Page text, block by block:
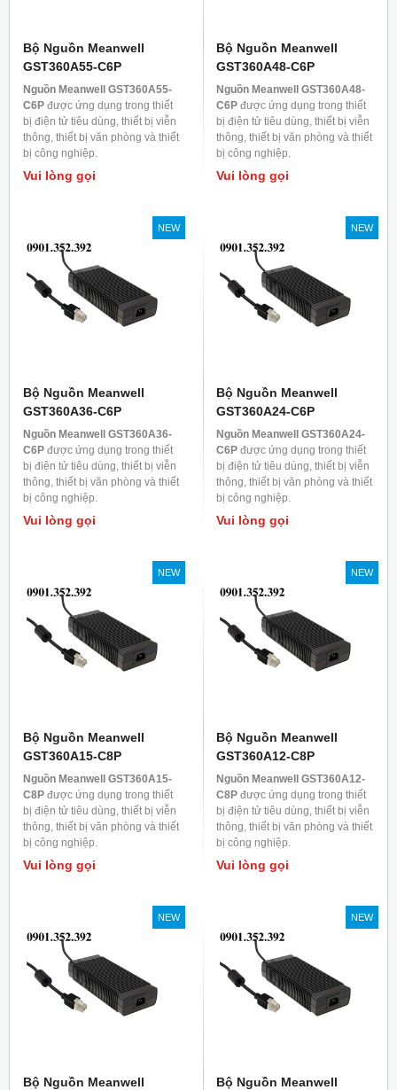
Bộ Nguồn Meanwell
GST360A55-C6P
Nguồn Meanwell GST360A55-
C6P được ứng dụng trong thiết
bị điện tử tiêu dùng, thiết bị viễn
thông, thiết bị văn phòng và thiết
bị công nghiệp.
Vui lòng gọi
Bộ Nguồn Meanwell
GST360A48-C6P
Nguồn Meanwell GST360A48-
C6P được ứng dụng trong thiết
bị điện tử tiêu dùng, thiết bị viễn
thông, thiết bị văn phòng và thiết
bị công nghiệp.
Vui lòng gọi
NEW
Bộ Nguồn Meanwell
GST360A36-C6P
Nguồn Meanwell GST360A36-
C6P được ứng dụng trong thiết
bị điện tử tiêu dùng, thiết bị viễn
thông, thiết bị văn phòng và thiết
bị công nghiệp.
Vui lòng gọi
NEW
Bộ Nguồn Meanwell
GST360A24-C6P
Nguồn Meanwell GST360A24-
C6P được ứng dụng trong thiết
bị điện tử tiêu dùng, thiết bị viễn
thông, thiết bị văn phòng và thiết
bị công nghiệp.
Vui lòng gọi
NEW
Bộ Nguồn Meanwell
GST360A15-C8P
Nguồn Meanwell GST360A15-
C8P được ứng dụng trong thiết
bị điện tử tiêu dùng, thiết bị viễn
thông, thiết bị văn phòng và thiết
bị công nghiệp.
Vui lòng gọi
NEW
Bộ Nguồn Meanwell
GST360A12-C8P
Nguồn Meanwell GST360A12-
C8P được ứng dụng trong thiết
bị điện tử tiêu dùng, thiết bị viễn
thông, thiết bị văn phòng và thiết
bị công nghiệp.
Vui lòng gọi
NEW
Bộ Nguồn Meanwell
NEW
Bộ Nguồn Meanwell